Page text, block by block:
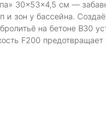
30×53×4,5 см —
и зон у бассейна.
на бетоне В30
F200